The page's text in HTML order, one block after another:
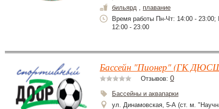
бильярд , плавание
Время работы Пн-Чт: 14:00 -
12:00 - 23:00
Бассейн "Пионер" (ГК
Отзывов: 0
Бассейны и аквапарки
ул. Динамовская, 5-А (ст. м.